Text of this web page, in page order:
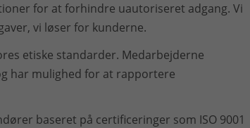
for at forhindre uautoriseret adgang. Vi
vi løser for kunderne.
etiske standarder. Medarbejderne
har mulighed for at rapportere
baseret på certificeringer som ISO 9001